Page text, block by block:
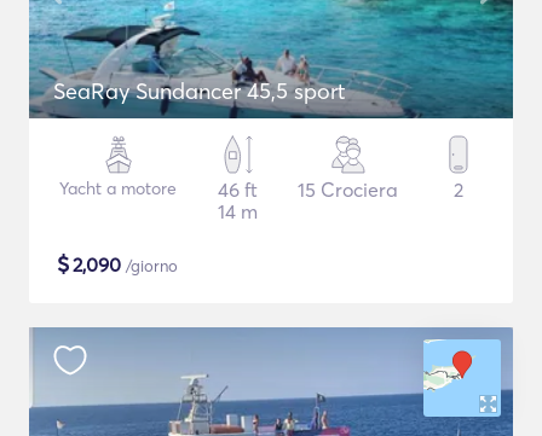
SeaRay Sundancer 45,5 sport
Yacht a motore
46 ft
14 m
15 Crociera 2
$2,090 /giorno